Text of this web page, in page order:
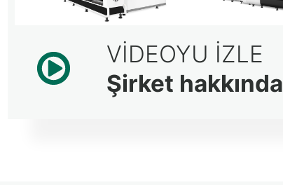
VİDEOYU İZLE
Şirket hakkında